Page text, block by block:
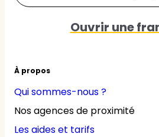
À propos
Qui sommes-nous ?
Nos agences de proximité
Les aides et tarifs
Ouvrir une